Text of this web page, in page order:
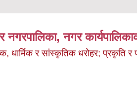
नगरपालिका, नगर
धार्मिक र सांस्कृतिक धरोहर; प्रकृति